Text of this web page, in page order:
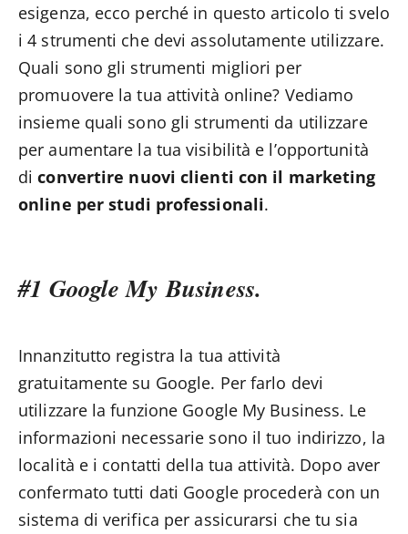
esigenza, ecco perché in questo articolo ti svelo
i 4 strumenti che devi assolutamente utilizzare.
Quali sono gli strumenti migliori per
promuovere la tua attività online? Vediamo
insieme quali sono gli strumenti da utilizzare
per aumentare la tua visibilità e l’opportunità
di convertire nuovi clienti con il marketing
online per studi professionali.
#1 Google My Business.
Innanzitutto registra la tua attività
gratuitamente su Google. Per farlo devi
utilizzare la funzione Google My Business. Le
informazioni necessarie sono il tuo indirizzo, la
località e i contatti della tua attività. Dopo aver
confermato tutti dati Google procederà con un
sistema di verifica per assicurarsi che tu sia